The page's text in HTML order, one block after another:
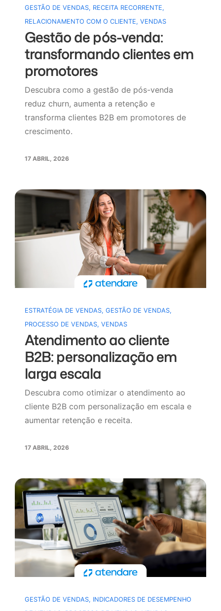
GESTÃO DE VENDAS, RECEITA RECORRENTE,
RELACIONAMENTO COM O CLIENTE, VENDAS
Gestão de pós-venda:
transformando clientes em
promotores
Descubra como a gestão de pós-venda
reduz churn, aumenta a retenção e
transforma clientes B2B em promotores de
crescimento.
17 ABRIL, 2026
ESTRATÉGIA DE VENDAS, GESTÃO DE VENDAS,
PROCESSO DE VENDAS, VENDAS
Atendimento ao cliente
B2B: personalização em
larga escala
Descubra como otimizar o atendimento ao
cliente B2B com personalização em escala e
aumentar retenção e receita.
17 ABRIL, 2026
GESTÃO DE VENDAS, INDICADORES DE DESEMPENHO